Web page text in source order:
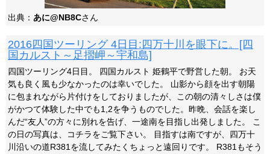
出典： あに@NB8Cさん
2016四国ツーリング 4日目:四万十川を眼下に。[四
国カルスト～足摺岬～宇和島]
四国ツーリング4日目。 四国カルスト 姫鶴平で野営した朝。 お天
気も良く風も少なかったのは幸いでした。 山影から顔を出す朝陽
に包まれながら片付けをしておりましたが、この朝の清々しさは僕
がかつて体験した中でも1,2を争うものでした。昨晩、会話を楽し
んだ“友人”の方々に別れを告げ、一途南を目指し出発しました。 こ
の日の写真は、コチラをご覧下さい。 目指すは南ですが、四万十
川沿いの道R381を流してみたくちょっと遠回りです。 R381もそう